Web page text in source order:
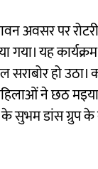
अवसर पर
यह
हो
ने छठ
सुभम डांस ग्रुप